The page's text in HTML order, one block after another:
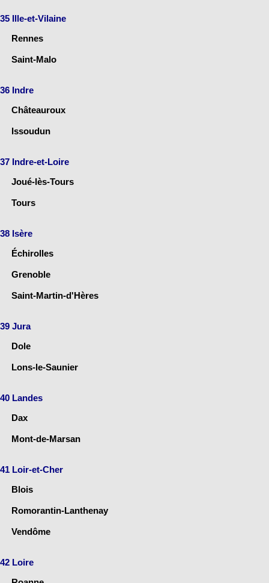
35 Ille-et-Vilaine
Rennes
Saint-Malo
36 Indre
Châteauroux
Issoudun
37 Indre-et-Loire
Joué-lès-Tours
Tours
38 Isère
Échirolles
Grenoble
Saint-Martin-d'Hères
39 Jura
Dole
Lons-le-Saunier
40 Landes
Dax
Mont-de-Marsan
41 Loir-et-Cher
Blois
Romorantin-Lanthenay
Vendôme
42 Loire